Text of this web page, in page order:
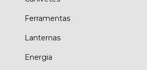
Ferramentas
Lanternas
Energia